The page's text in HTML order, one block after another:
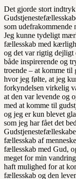
Det gjorde stort
som udefrakommende
Jeg kunne tydeligt
fællesskab med
og det var rigtig dejligt
både inspirerende og
troende – at komme til
hvor jeg følte, at jeg
forkyndelsen virkelig
at den var levende og
med at komme til
og jeg er kun blevet
som jeg har fået det
fællesskab af
fællesskab med Gud,
meget for min
haft mulighed for at
fællesskab og den